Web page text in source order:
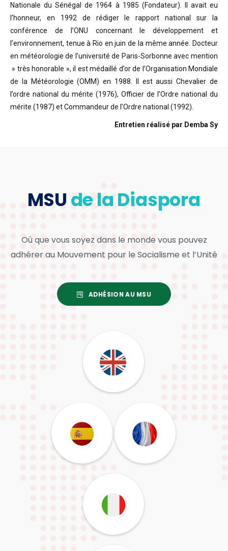
Nationale du Sénégal de 1964 à 1985 (Fondateur). Il avait eu
l’honneur, en 1992 de rédiger le rapport national sur la
conférence de l’ONU concernant le développement et
l’environnement, tenue à Rio en juin de la même année.
Docteur
en météorologie de l’université de Paris-Sorbonne avec mention
» très honorable », il est médaillé d’or de l’Organisation Mondiale
de la Météorologie (OMM) en 1988. Il est aussi Chevalier de
l’ordre national du mérite (1976), Officier de l’Ordre national du
mérite (1987) et Commandeur de l’Ordre national (1992).
Entretien réalisé par Demba Sy
MSU de la Diaspora
Où que vous soyez dans le monde vous pouvez
adhérer au Mouvement pour le Socialisme et l’Unité
ADHÉSION AU MSU